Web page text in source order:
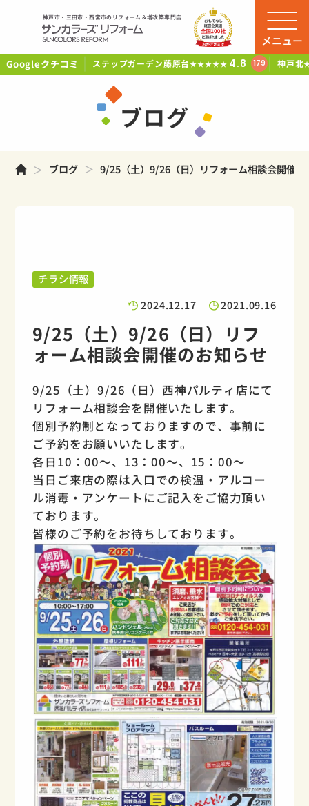
神戸市・三田市・西宮市のリフォーム＆増改築専門店
Googleクチコミ ステップガーデン藤原台★★★★★ 4.8 179 神戸北
メニュー
ブログ
ホームブログ 9/25（土）9/26（日）リフォーム相談会開催の
チラシ情報
2024.12.17
2021.09.16
9/25（土）9/26（日）リフ
ォーム相談会開催のお知らせ
9/25（土）9/26（日）西神パルティ店にて
リフォーム相談会を開催いたします。
個別予約制となっておりますので、事前に
ご予約をお願いいたします。
各日10：00～、13：00～、15：00～
当日ご来店の際は入口での検温・アルコー
ル消毒・アンケートにご記入をご協力頂い
ております。
皆様のご予約をお待ちしております。